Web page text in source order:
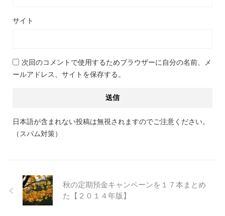
サイト
次回のコメントで使用するためブラウザーに自分の名前、メ
ールアドレス、サイトを保存する。
日本語が含まれない投稿は無視されますのでご注意ください。
（スパム対策）
秋の定期預金キャンペーンを１７本まとめ
た【２０１４年版】